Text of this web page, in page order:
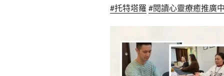
#托特塔羅 #閱讀心靈療癒推廣